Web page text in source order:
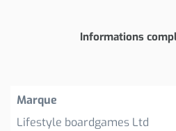
Informations
Marque
Lifestyle boardgames Ltd